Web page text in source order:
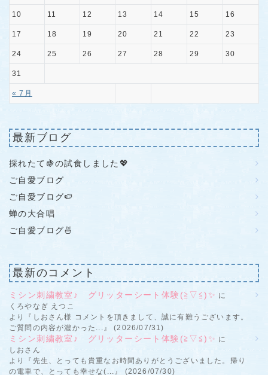
« 7月
10 11 12 13 14 15 16
17 18 19 20 21 22 23
24 25 26 27 28 29 30
31
最新ブログ
採れたて🍇の試食しました💖
ご自愛ブログ
ご自愛ブログ🍉
蝉の大合唱
ご自愛ブログ🍜
最新のコメント
ミシン刺繍教室♪ グリッターシート体験(≧▽≦)✨ に
くろやなぎ えつこ
より『しおさん様 コメントを頂きまして、誠に有難うございます。
ご質問の内容が濃かった...』 (2026/07/31)
ミシン刺繍教室♪ グリッターシート体験(≧▽≦)✨ に
しおさん
より『先生、とっても貴重なお時間ありがとうございました。帰り
の電車で、とっても幸せな(...』 (2026/07/30)